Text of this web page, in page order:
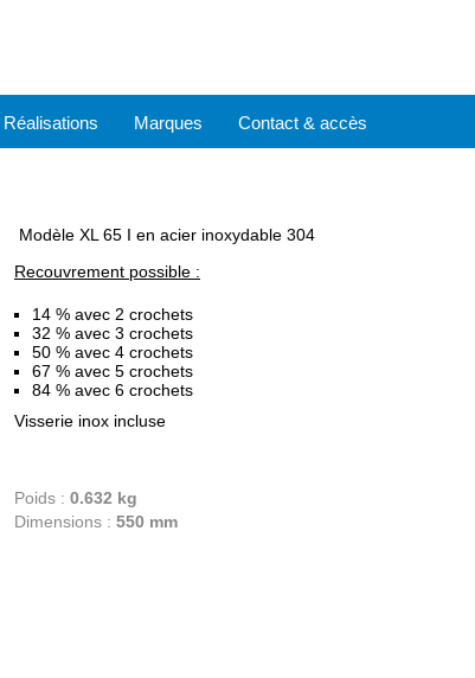
Réalisations Marques Contact & accès
Modèle XL 65 I en acier inoxydable 304
Recouvrement possible :
14 % avec 2 crochets
32 % avec 3 crochets
50 % avec 4 crochets
67 % avec 5 crochets
84 % avec 6 crochets
Visserie inox incluse
Poids : 0.632 kg
Dimensions : 550 mm